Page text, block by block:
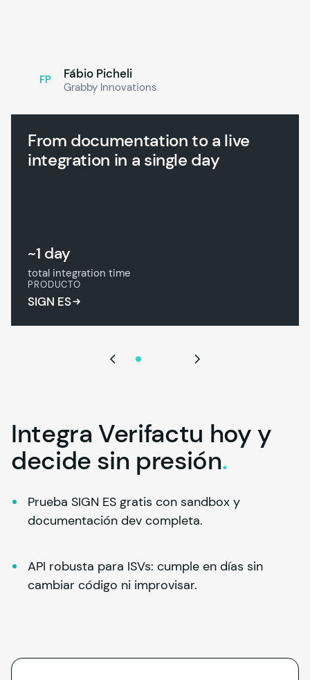
FP Fábio Picheli
Grabby Innovations
From documentation to a live
integration in a single day
~1 day
total integration time
PRODUCTO
SIGN ES
Integra Verifactu hoy y
decide sin presión.
Prueba SIGN ES gratis con sandbox y
documentación dev completa.
API robusta para ISVs: cumple en días sin
cambiar código ni improvisar.